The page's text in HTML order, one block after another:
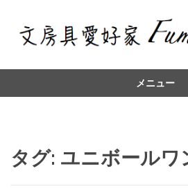
メニュー
タグ: ユニボールワ